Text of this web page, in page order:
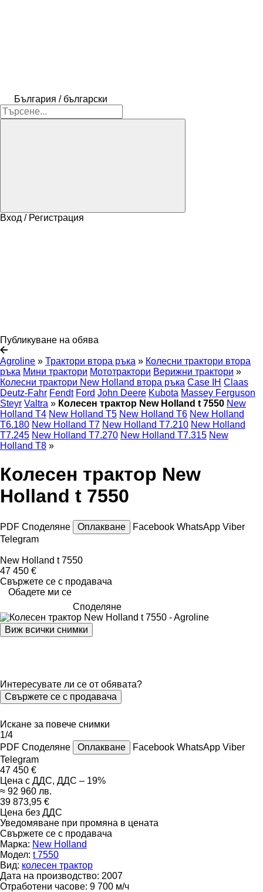
България / български
Вход / Регистрация
Публикуване на обява
Agroline » Трактори втора ръка » Колесни трактори втора
ръка Мини трактори Мототрактори Верижни трактори »
Колесни трактори New Holland втора ръка Case IH Claas
Deutz-Fahr Fendt Ford John Deere Kubota Massey Ferguson
Steyr Valtra » Колесен трактор New Holland t 7550 New
Holland T4 New Holland T5 New Holland T6 New Holland
T6.180 New Holland T7 New Holland T7.210 New Holland
T7.245 New Holland T7.270 New Holland T7.315 New
Holland T8 »
Колесен трактор New
Holland t 7550
PDF Споделяне Оплакване Facebook WhatsApp Viber
Telegram
New Holland t 7550
47 450 €
Свържете се с продавача
Обадете ми се
Споделяне
Виж всички снимки
Интересувате ли се от обявата?
Свържете се с продавача
Искане за повече снимки
1/4
PDF Споделяне Оплакване Facebook WhatsApp Viber
Telegram
47 450 €
Цена с ДДС, ДДС – 19%
≈ 92 960 лв.
39 873,95 €
Цена без ДДС
Уведомяване при промяна в цената
Свържете се с продавача
Марка: New Holland
Модел: t 7550
Вид: колесен трактор
Дата на производство: 2007
Отработени часове: 9 700 м/ч